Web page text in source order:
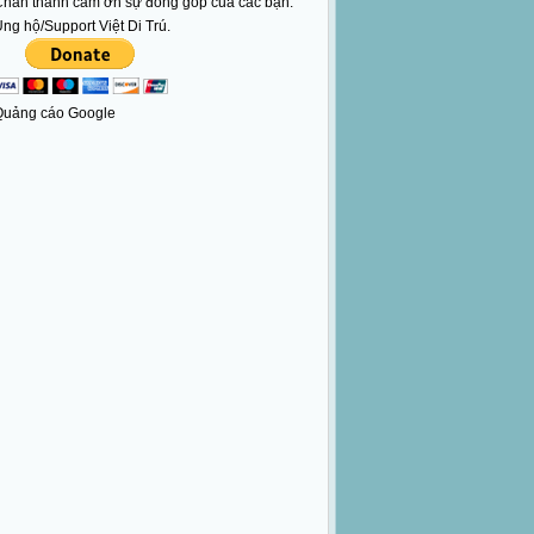
hộ/Support Việt Di Trú.
cáo Google